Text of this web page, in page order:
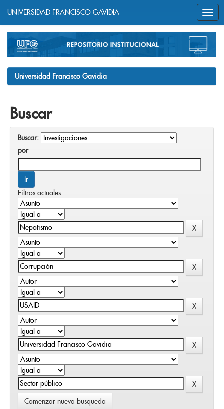
navigation
UNIVERSIDAD FRANCISCO GAVIDIA
Universidad Francisco Gavidia
Buscar
Buscar:
por
Filtros actuales:
Comenzar nueva busqueda